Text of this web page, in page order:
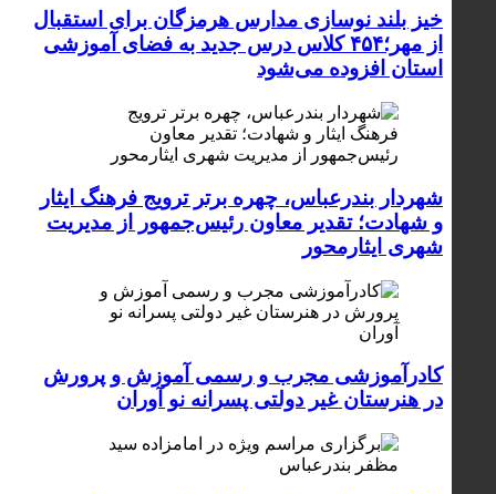
خیز بلند نوسازی مدارس هرمزگان برای استقبال
از مهر؛۴۵۴ کلاس درس جدید به فضای آموزشی
استان افزوده می‌شود
شهردار بندرعباس، چهره برتر ترویج فرهنگ ایثار
و شهادت؛ تقدیر معاون رئیس‌جمهور از مدیریت
شهری ایثارمحور
کادرآموزشی مجرب و رسمی آموزش و پرورش
در هنرستان غیر دولتی پسرانه نو آوران